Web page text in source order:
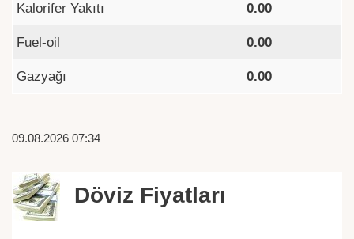
Kalorifer Yakıtı 0.00
Fuel-oil 0.00
Gazyağı 0.00
09.08.2026 07:34
Döviz Fiyatları